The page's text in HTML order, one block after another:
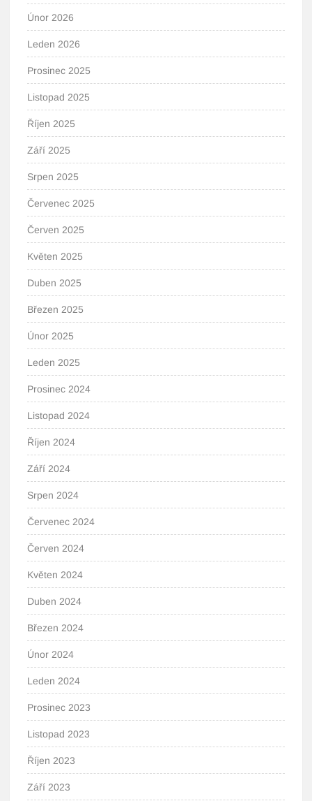
Únor 2026
Leden 2026
Prosinec 2025
Listopad 2025
Říjen 2025
Září 2025
Srpen 2025
Červenec 2025
Červen 2025
Květen 2025
Duben 2025
Březen 2025
Únor 2025
Leden 2025
Prosinec 2024
Listopad 2024
Říjen 2024
Září 2024
Srpen 2024
Červenec 2024
Červen 2024
Květen 2024
Duben 2024
Březen 2024
Únor 2024
Leden 2024
Prosinec 2023
Listopad 2023
Říjen 2023
Září 2023